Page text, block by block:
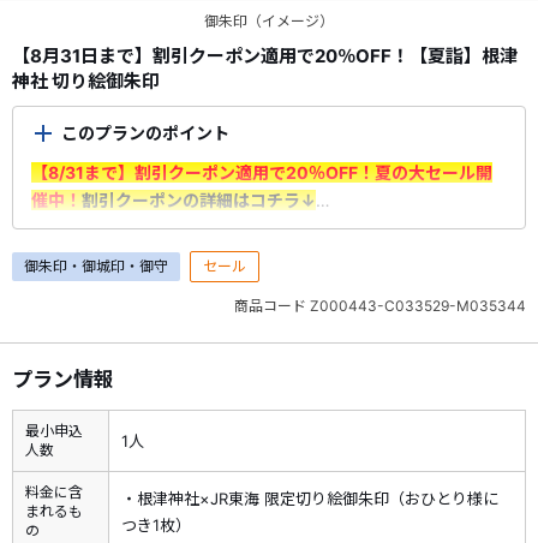
御朱印（イメージ）
【8月31日まで】割引クーポン適用で20％OFF！【夏詣】根津
神社 切り絵御朱印
このプランのポイント
【8/31まで】割引クーポン適用で20％OFF！夏の大セール開
催中！割引クーポンの詳細はコチラ↓
＜ご利用前に必ずご確認ください＞
・7/1（水）～8/31（月）出発分が対象です。＜申込期間：
7/1（水）10：00～8/31（月）＞
・割引はクーポン利用時に適用されます。予約時にログインの
上、「選択内容確認画面」で利用するクーポンを選択
さい。
※申込情報入力画面でクーポンが適用されていることをご確認
ください。
※1予約あたりの最大割引額は6,000円となります。
・割引クーポンを利用した予約の取消料は、クーポン割引前の
旅行代金を基に算出いたします。 取消料に対してクーポン割引
御朱印・御城印・御守 セール
商品コード Z000443-C033529-M035344
プラン情報
最小申込
人数
1人
料金に含
まれるも
の
・根津神社×JR東海 限定切り絵御朱印（おひとり様に
つき1枚）